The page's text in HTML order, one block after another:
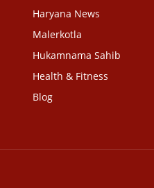
Haryana News
Malerkotla
Hukamnama Sahib
Health & Fitness
Blog